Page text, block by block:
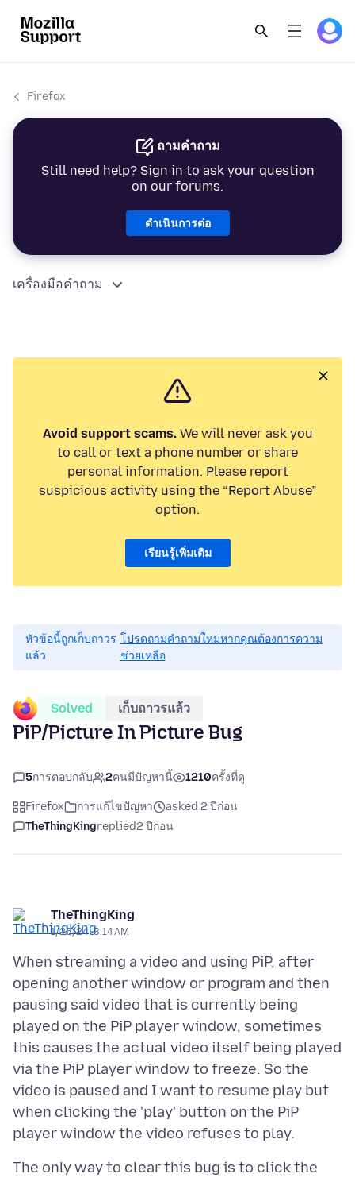
Firefox
ถามคำถาม
Still need help? Sign in to ask your question
on our forums.
ดำเนินการต่อ
เครื่องมือคำถาม
Avoid support scams.We will never ask you
to call or text a phone number or share
personal information. Please report
suspicious activity using the “Report Abuse”
option.
เรียนรู้เพิ่มเติม
หัวข้อนี้ถูกเก็บถาวร
แล้ว
โปรดถามคำถามใหม่หากคุณต้องการความ
ช่วยเหลือ
Solved เก็บถาวรแล้ว
PiP/Picture In Picture Bug
5การตอบกลับ 2คนมีปัญหานี้ 1210ครั้งที่ดู
Firefox การแก้ไขปัญหา
asked 2 ปีก่อน
TheThingKingreplied2 ปีก่อน
TheThingKing
1/26/24, 3:14 AM
When streaming a video and using PiP, after
opening another window or program and then
pausing said video that is currently being
played on the PiP player window, sometimes
this causes the actual video itself being played
via the PiP player window to freeze. So the
video is paused and I want to resume play but
when clicking the 'play' button on the PiP
The only way to clear this bug is to click the